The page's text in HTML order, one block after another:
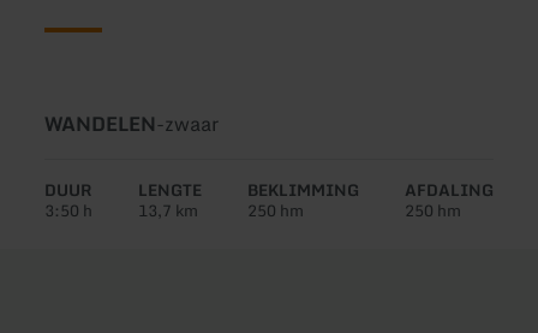
Soort
WANDELEN-Moeilijkheidsgraad:
zwaar
DUUR
3:50 h
LENGTE
13,7 km
BEKLIMMING
250 hm
AFDALING
250 hm